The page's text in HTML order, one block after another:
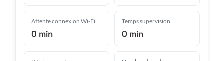
Attente connexion Wi-Fi
0 min
Temps supervision
0 min